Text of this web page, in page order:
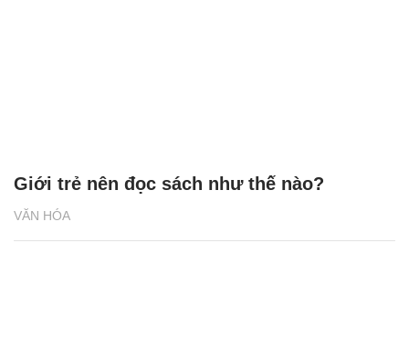
VĂN HÓA
Giới trẻ nên đọc sách như thế nào?